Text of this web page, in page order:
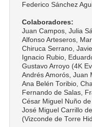
Federico Sánchez
Colaboradores:
Juan Campos, Julia
Alfonso Arteseros,
Chiruca Serrano,
Ignacio Rubio,
Gustavo Arroyo (4K
Andrés Amorós, Juan
Ana Belén Toribio,
Fernando de Salas,
César Miguel Nuño
José Miguel Carrillo
(Vizconde de Torre